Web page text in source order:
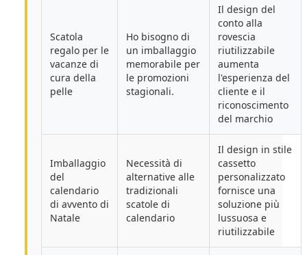
Scatola
regalo per le
vacanze di
cura della
pelle
Ho bisogno di
un imballaggio
memorabile per
le promozioni
stagionali.
Il design del
conto alla
rovescia
riutilizzabile
aumenta
l'esperienza del
cliente e il
riconoscimento
del marchio
Imballaggio
del
calendario
di avvento di
Natale
Necessità di
alternative alle
tradizionali
scatole di
calendario
Il design in stile
cassetto
personalizzato
fornisce una
soluzione più
lussuosa e
riutilizzabile